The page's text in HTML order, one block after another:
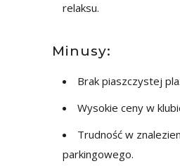
relaksu.
Minusy:
Brak piaszczystej
Wysokie ceny w
Trudność w
parkingowego.